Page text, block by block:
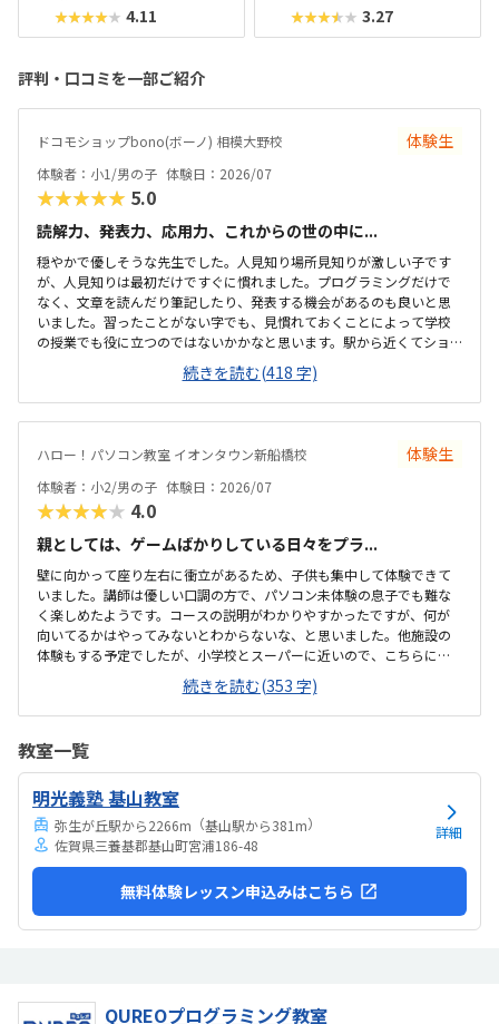
★★★★★ 4.11 ★★★★★ 3.27
評判・口コミを一部ご紹介
ドコモショップbono(ボーノ) 相模大野校 体験生
体験者：小1/男の子 体験日：2026/07
★★★★★ 5.0
読解力、発表力、応用力、これからの世の中に...
穏やかで優しそうな先生でした。人見知り場所見知りが激しい子です
が、人見知りは最初だけですぐに慣れました。プログラミングだけで
なく、文章を読んだり筆記したり、発表する機会があるのも良いと思
いました。習ったことがない字でも、見慣れておくことによって学校
の授業でも役に立つのではないかかなと思います。駅から近くてショ
ッピングモールの中にあるので便利です。車で来ても授業分の駐車券
は付けてくれるそうです。ドコモショップ内なので音が気になるかと
思いましたが、扉を閉めればそんなに気になりませんでした。一面ガ
ラスなので程よい解放感で授業の様子が見れます。プログラミング教
プライベートでも使えるからいいかな、と思ってます。学校で使って
いるパソコンはタッチパネルタイプなので、キーボードは打てるかな
と心配でしたが、すぐに慣れました。コマンド１つでた...
続きを読む(418 字)
ハロー！パソコン教室 イオンタウン新船橋校 体験生
体験者：小2/男の子 体験日：2026/07
★★★★★ 4.0
親としては、ゲームばかりしている日々をプラ...
壁に向かって座り左右に衝立があるため、子供も集中して体験できて
いました。講師は優しい口調の方で、パソコン未体験の息子でも難な
く楽しめたようです。コースの説明がわかりやすかったですが、何が
向いてるかはやってみないとわからないな、と思いました。他施設の
体験もする予定でしたが、小学校とスーパーに近いので、こちらに決
めました。息子はゲーミングチェアに初めて座れて嬉しかったようで
す。開放的というよりは、落ち着いて楽しめるところが、息子には合
っていそうです。少し高いなという印象ですが、自宅のパソコンから
ました。日頃はSwitchで、マイクラやぽこあポケモンで建築を楽しん
でいます。担当の方と相談して今回のコースが向いてるんじゃないか
と勧められました。
続きを読む(353 字)
教室一覧
明光義塾 基山教室
弥生が丘駅から2266m （基山駅から381m）
佐賀県三養基郡基山町宮浦186-48
詳細
無料体験レッスン申込みはこちら
QUREOプログラミング教室